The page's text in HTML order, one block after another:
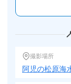
撮影場所
阿児の松原海